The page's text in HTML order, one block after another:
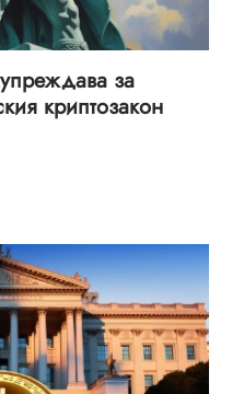
за
криптозакон